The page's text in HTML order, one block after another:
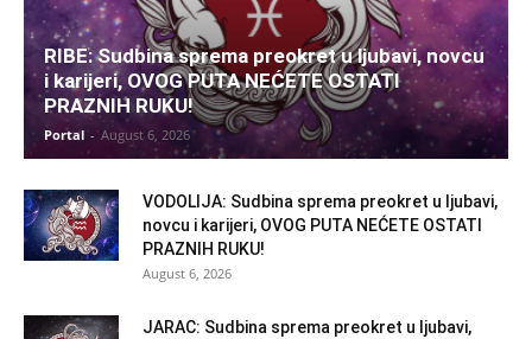
RIBE: Sudbina sprema preokret u ljubavi, novcu
i karijeri, OVOG PUTA NEĆETE OSTATI
PRAZNIH RUKU!
Portal - August 6, 2026
VODOLIJA: Sudbina sprema preokret u ljubavi,
novcu i karijeri, OVOG PUTA NEĆETE OSTATI
PRAZNIH RUKU!
August 6, 2026
JARAC: Sudbina sprema preokret u ljubavi,